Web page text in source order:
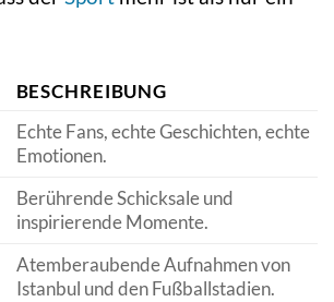
BESCHREIBUNG
Echte Fans, echte Geschichten, echte
Emotionen.
Berührende Schicksale und
inspirierende Momente.
Atemberaubende Aufnahmen von
Istanbul und den Fußballstadien.